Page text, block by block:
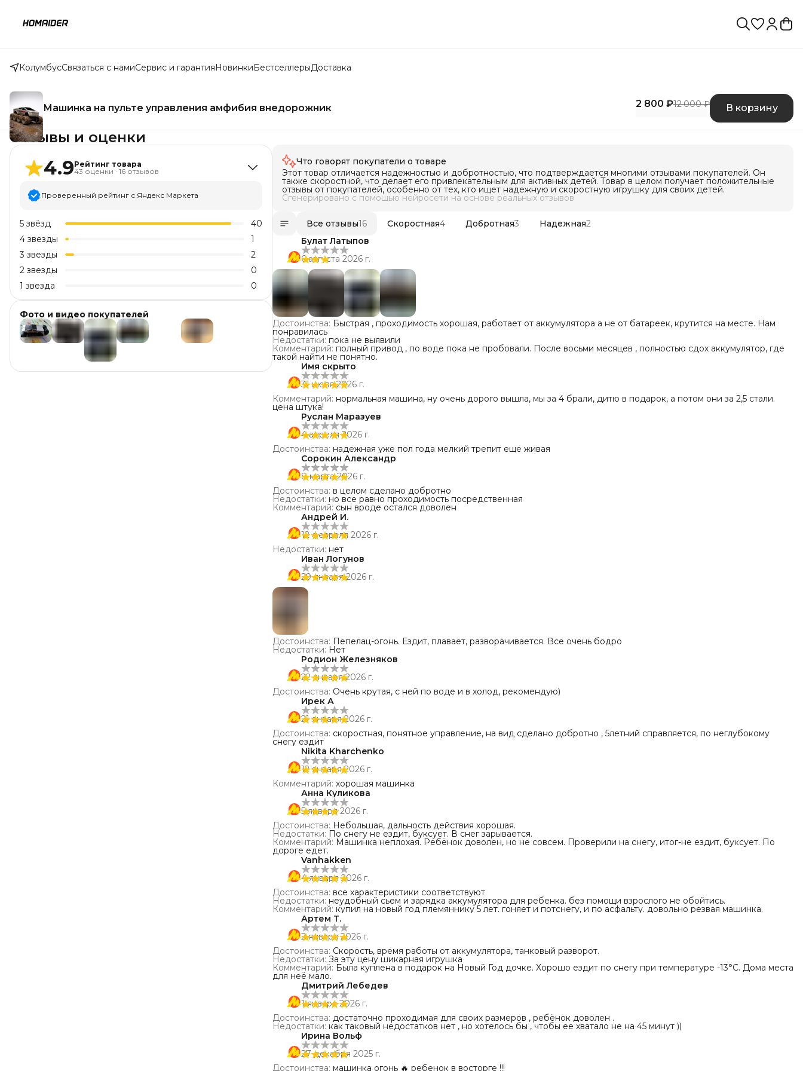
КолумбусСвязаться с намиСервис и гарантияНовинкиБестселлерыДоставка
Машинка на пульте управления амфибия внедорожник 2 800 ₽12 000 ₽ В корзину
Отзывы и оценки
4.9Рейтинг товара
43 оценки · 16 отзывов
Проверенный рейтинг с Яндекс Маркета
5 звёзд
40
4 звезды
1
3 звезды
2
2 звезды
0
1 звезда 0
Фото и видео покупателей
Что говорят покупатели о товаре
Этот товар отличается надежностью и добротностью, что подтверждается многими отзывами покупателей. Он
также скоростной, что делает его привлекательным для активных детей. Товар в целом получает положительные
отзывы от покупателей, особенно от тех, кто ищет надежную и скоростную игрушку для своих детей.
Сгенерировано с помощью нейросети на основе реальных отзывов
Все отзывы16 Скоростная4 Добротная3 Надежная2
Булат Латыпов
6 августа 2026 г.
Достоинства: Быстрая , проходимость хорошая, работает от аккумулятора а не от батареек, крутится на месте. Нам
понравилась
Недостатки: пока не выявили
Комментарий: полный привод , по воде пока не пробовали. После восьми месяцев , полностью сдох аккумулятор, где
такой найти не понятно.
Имя скрыто
31 июля 2026 г.
Комментарий: нормальная машина, ну очень дорого вышла, мы за 4 брали, дитю в подарок, а потом они за 2,5 стали.
цена штука!
Руслан Маразуев
4 апреля 2026 г.
Достоинства: надежная уже пол года мелкий трепит еще живая
Сорокин Александр
8 марта 2026 г.
Достоинства: в целом сделано добротно
Недостатки: но все равно проходимость посредственная
Комментарий: сын вроде остался доволен
Андрей И.
12 февраля 2026 г.
Недостатки: нет
Иван Логунов
29 января 2026 г.
Достоинства: Пепелац-огонь. Ездит, плавает, разворачивается. Все очень бодро
Недостатки: Нет
Родион Железняков
22 января 2026 г.
Достоинства: Очень крутая, с ней по воде и в холод, рекомендую)
Ирек А
21 января 2026 г.
Достоинства: скоростная, понятное управление, на вид сделано добротно , 5летний справляется, по неглубокому
снегу ездит
Nikita Kharchenko
12 января 2026 г.
Комментарий: хорошая машинка
Анна Куликова
5 января 2026 г.
Достоинства: Небольшая, дальность действия хорошая.
Недостатки: По снегу не ездит, буксует. В снег зарывается.
Комментарий: Машинка неплохая. Ребёнок доволен, но не совсем. Проверили на снегу, итог-не ездит, буксует. По
дороге едет.
Vanhakken
4 января 2026 г.
Достоинства: все характеристики соответствуют
Недостатки: неудобный сьем и зарядка аккумулятора для ребенка. без помощи взрослого не обойтись.
Комментарий: купил на новый год племяннику 5 лет. гоняет и потснегу, и по асфальту. довольно резвая машинка.
Артем Т.
2 января 2026 г.
Достоинства: Скорость, время работы от аккумулятора, танковый разворот.
Недостатки: За эту цену шикарная игрушка
Комментарий: Была куплена в подарок на Новый Год дочке. Хорошо ездит по снегу при температуре -13°С. Дома места
для неё мало.
Дмитрий Лебедев
1 января 2026 г.
Достоинства: достаточно проходимая для своих размеров , ребёнок доволен .
Недостатки: как таковый недостатков нет , но хотелось бы , чтобы ее хватало не на 45 минут ))
Ирина Вольф
27 декабря 2025 г.
Достоинства: машинка огонь 🔥 ребенок в восторге !!!